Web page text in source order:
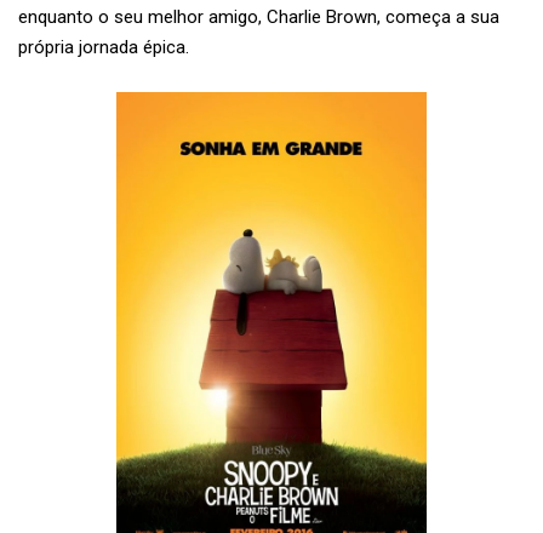
enquanto o seu melhor amigo, Charlie Brown, começa a sua
própria jornada épica.